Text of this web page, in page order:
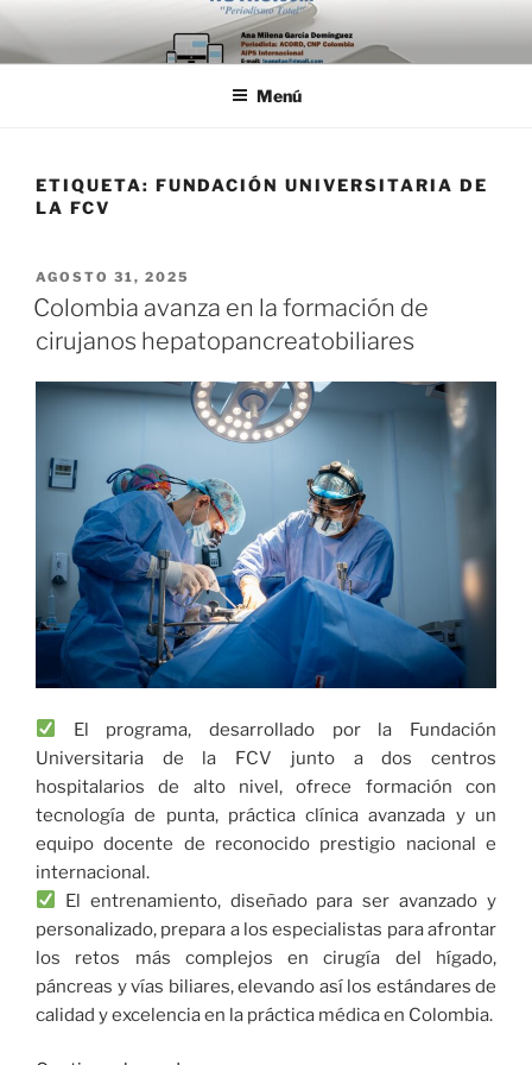
Saltar
al
contenido
Menú
ETIQUETA: FUNDACIÓN UNIVERSITARIA DE
LA FCV
PUBLICADO
EL
AGOSTO 31, 2025
Colombia avanza en la formación de
cirujanos hepatopancreatobiliares
El programa, desarrollado por la Fundación
Universitaria de la FCV junto a dos centros
hospitalarios de alto nivel, ofrece formación con
tecnología de punta, práctica clínica avanzada y un
equipo docente de reconocido prestigio nacional e
internacional.
El entrenamiento, diseñado para ser avanzado y
personalizado, prepara a los especialistas para afrontar
los retos más complejos en cirugía del hígado,
páncreas y vías biliares, elevando así los estándares de
calidad y excelencia en la práctica médica en Colombia.